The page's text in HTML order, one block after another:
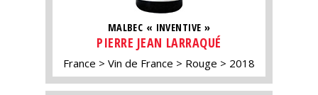
MALBEC « INVENTIVE »
PIERRE JEAN LARRAQUÉ
France Vin de France Rouge 2018